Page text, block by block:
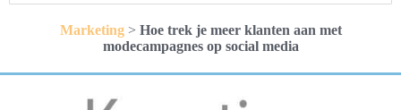
Marketing> Hoe trek je meer klanten aan met
modecampagnes op social media